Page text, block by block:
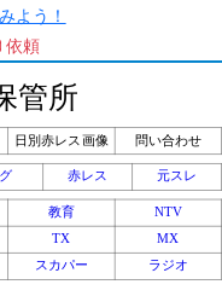
よう！
依頼